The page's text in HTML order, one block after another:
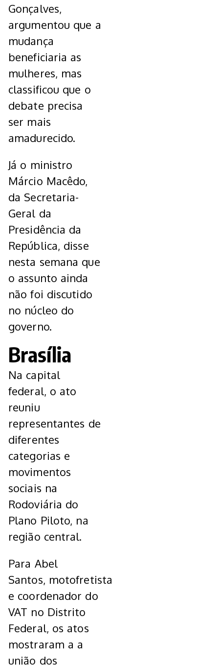
Gonçalves,
argumentou que a
mudança
beneficiaria as
mulheres, mas
classificou que o
debate precisa
ser mais
amadurecido.
Já o ministro
Márcio Macêdo,
da Secretaria-
Geral da
Presidência da
República, disse
nesta semana que
o assunto ainda
não foi discutido
no núcleo do
governo.
Brasília
Na capital
federal, o ato
reuniu
representantes de
diferentes
categorias e
movimentos
sociais na
Rodoviária do
Plano Piloto, na
região central.
Para Abel
Santos, motofretista
e coordenador do
VAT no Distrito
Federal, os atos
mostraram a a
união dos